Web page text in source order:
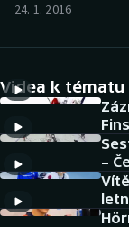
Cyklistika
DALŠÍ SPORTY
Americký
NEPŘEHLÉDNĚTE
24. 1. 2016
Videa k tématu
–